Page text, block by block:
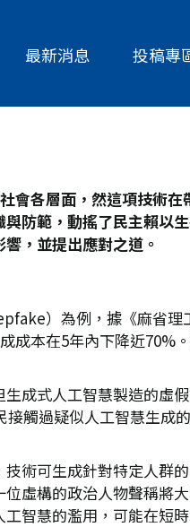
最新消息 投稿專
會各層面，然這項技術
防範，動搖了民主賴以
，並提出應對之道。
）為例，據《麻省
成本在5年內下降近70%
成式人工智慧製造的虛
觸過疑似人工智慧生成
術可生成針對特定人群
虛構的政治人物聲稱將
智慧的濫用，可能在短